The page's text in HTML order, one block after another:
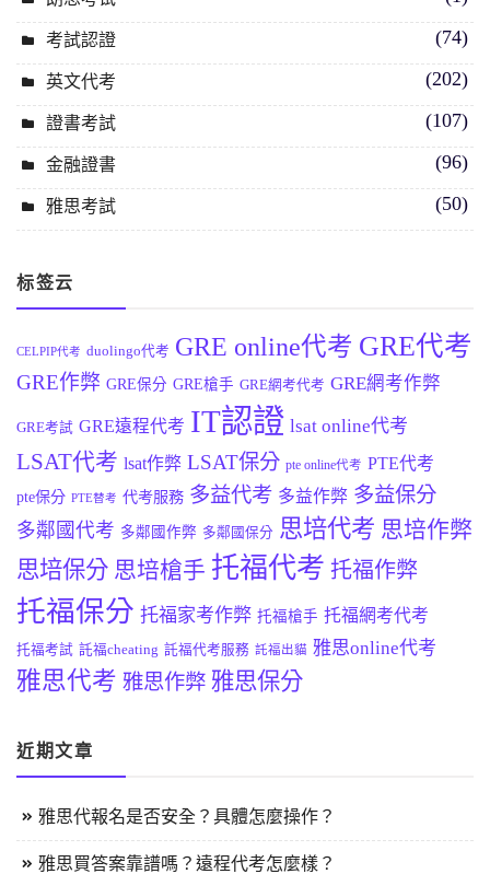
考試認證 (74)
英文代考 (202)
證書考試 (107)
金融證書 (96)
雅思考試 (50)
标签云
CELPIP代考 duolingo代考 GRE online代考 GRE代考
GRE作弊 GRE保分 GRE槍手 GRE網考代考 GRE網考作弊
GRE考試 GRE遠程代考 IT認證 lsat online代考
LSAT代考 lsat作弊 LSAT保分 pte online代考 PTE代考
pte保分 PTE替考 代考服務 多益代考 多益作弊 多益保分
多鄰國代考 多鄰國作弊 多鄰國保分 思培代考 思培作弊
思培保分 思培槍手 托福代考 托福作弊
托福保分 托福家考作弊 托福槍手 托福網考代考
托福考試 託福cheating 託福代考服務 託福出貓 雅思online代考
雅思代考 雅思作弊 雅思保分
近期文章
雅思代報名是否安全？具體怎麼操作？
雅思買答案靠譜嗎？遠程代考怎麼樣？